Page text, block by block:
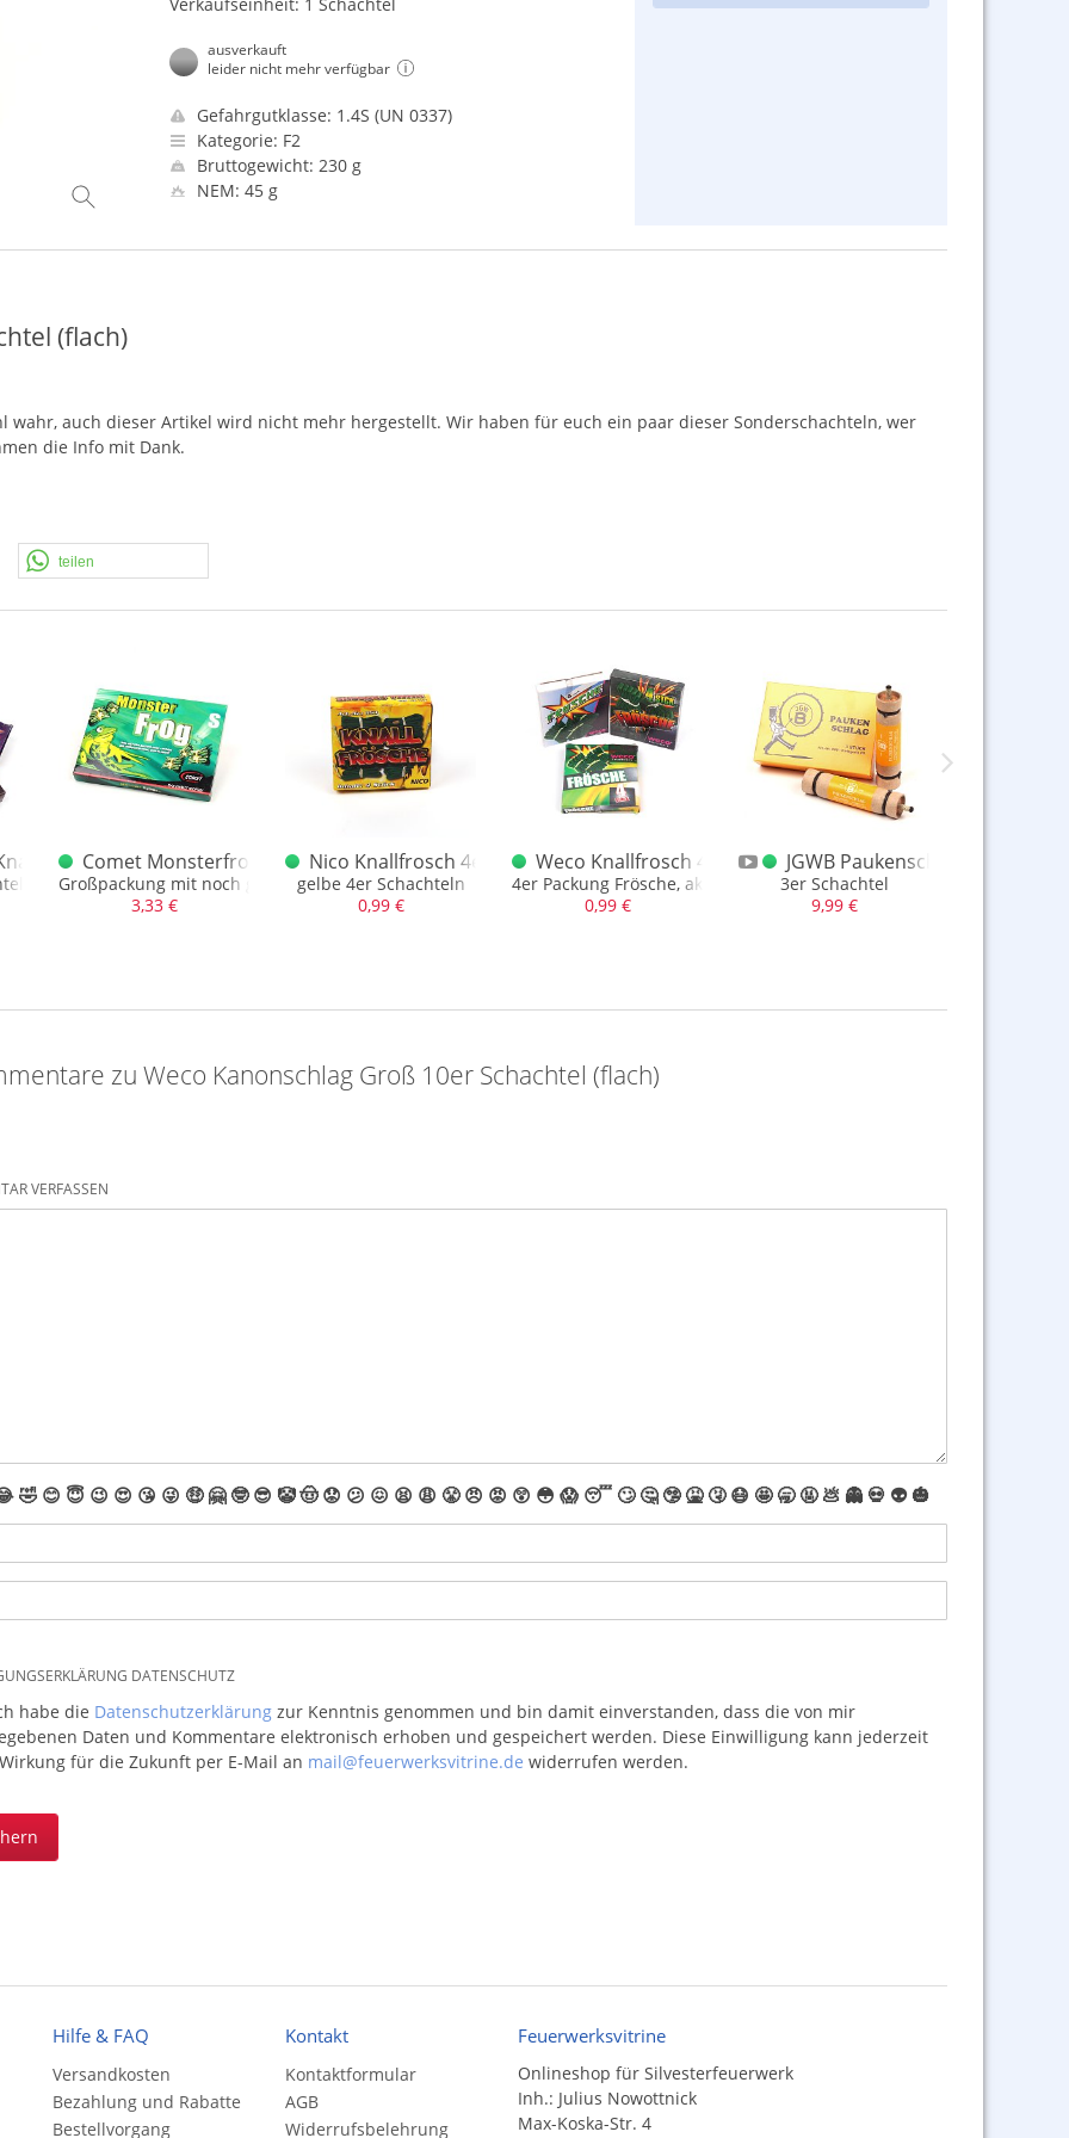
ausverkauft
leider nicht mehr verfügbar
Gefahrgutklasse: 1.4S (UN 0337)
Kategorie: F2
Bruttogewicht: 230 g
NEM: 45 g
(flach)
wahr, auch dieser Artikel wird nicht mehr hergestellt. Wir haben für euch ein paar dieser Sonderschachteln, wer
die Info mit Dank.
teilen
Pyro Petarde 10er
10er
Comet Monsterfrog Schachtel 10er grün
Großpackung mit noch großen Fröschen
3,33 €
Nico Knallfrosch 4er Schachtel
gelbe 4er Schachteln
0,99 €
Weco Knallfrosch 4er Groß Mischangebot
4er Packung Frösche, aktuelle F2 Ware
0,99 €
JGWB Paukenschlag 3er
3er Schachtel
9,99 €
zu Weco Kanonschlag Groß 10er Schachtel (flach)
VERFASSEN
🤣 😊 😇 😉 😍 😘 😜 🤑 🤗 🤓 😎 🤡🤠 😟 😕 😖 😫 😩 😤 😠 😡 😲 😳 😱 😴 🙄 🤔 🤥 🤮 🤧 😷 🤩 🥱 🤬 💩 👻 💀 👽 🎃
DATENSCHUTZ
habe die Datenschutzerklärungzur Kenntnis genommen und bin damit einverstanden, dass die von mir
Daten und Kommentare elektronisch erhoben und gespeichert werden. Diese Einwilligung kann jederzeit
für die Zukunft per E-Mail an mail@feuerwerksvitrine.de widerrufen werden.
Hilfe & FAQ
Versandkosten
Bezahlung und Rabatte
Bestellvorgang
Kontakt
Kontaktformular
AGB
Widerrufsbelehrung
Feuerwerksvitrine
Onlineshop für Silvesterfeuerwerk
Inh.: Julius Nowottnick
Max-Koska-Str. 4